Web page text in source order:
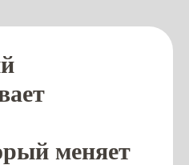
меняет